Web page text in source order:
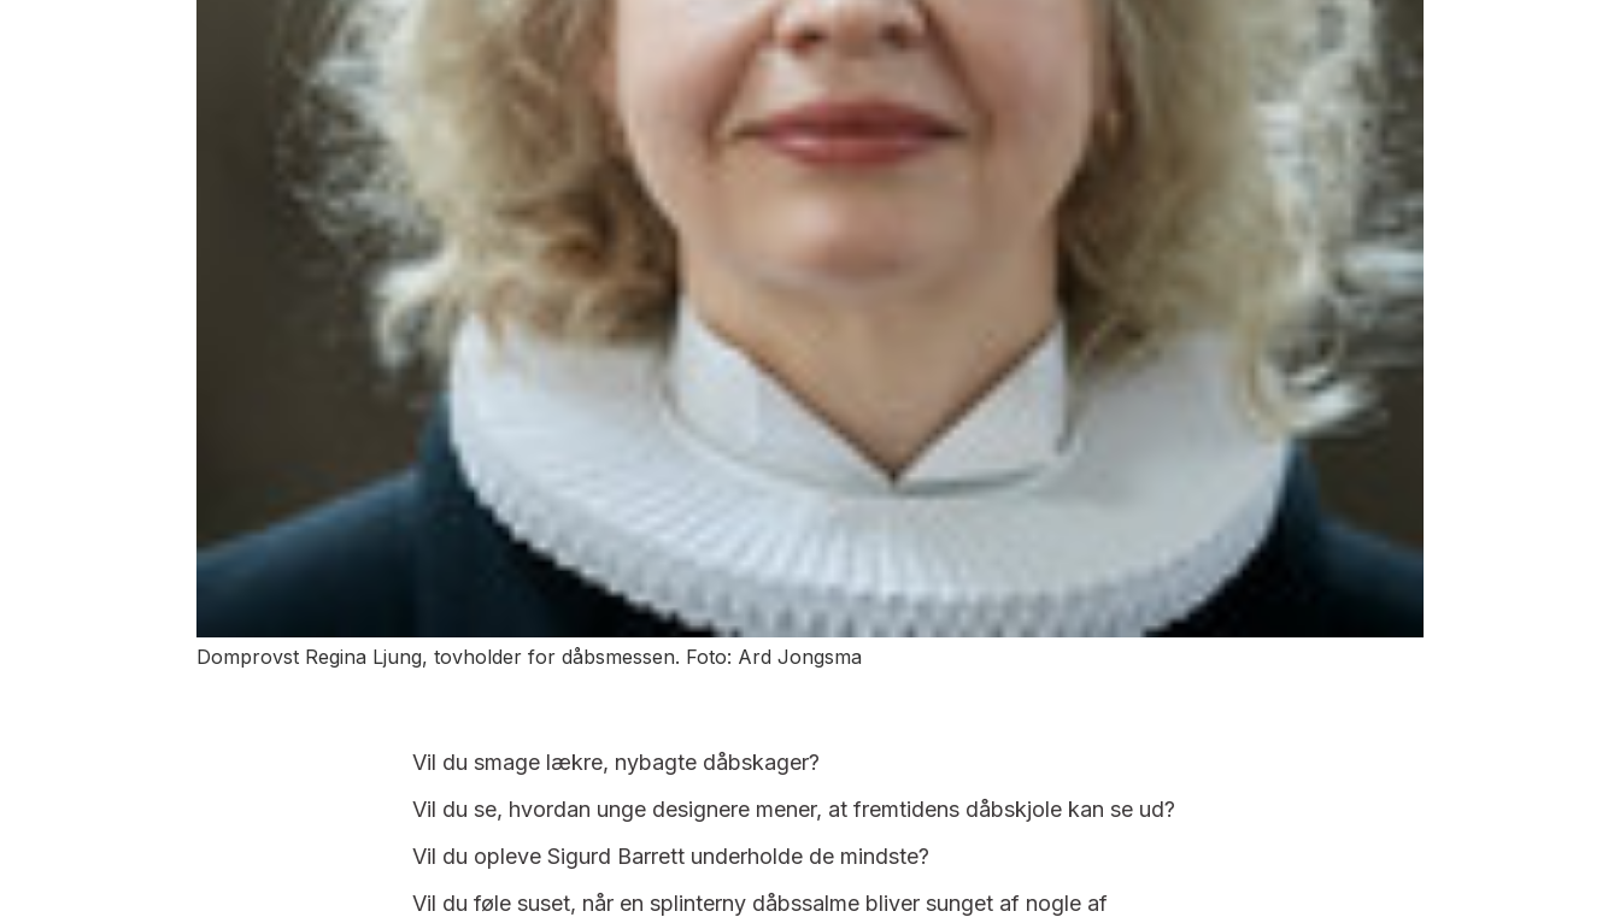
Domprovst Regina Ljung, tovholder for dåbsmessen. Foto: Ard Jongsma
Vil du smage lækre, nybagte dåbskager?
Vil du se, hvordan unge designere mener, at fremtidens dåbskjole kan se ud?
Vil du opleve Sigurd Barrett underholde de mindste?
Vil du føle suset, når en splinterny dåbssalme bliver sunget af nogle af